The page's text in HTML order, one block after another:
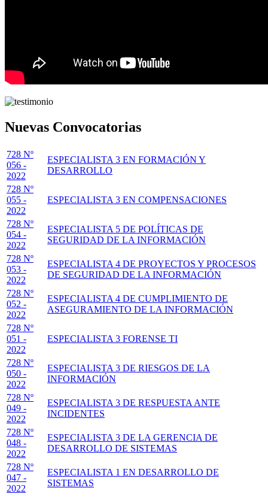
Nuevas Convocatorias
728 Nº
056 -
2022
ESPECIALISTA 3 EN FORMACIÓN Y
DESARROLLO
728 Nº
055 -
2022
ESPECIALISTA 3 EN COMPENSACIONES
728 Nº
054 -
2022
ESPECIALISTA 5 DE POLÍTICAS DE
SEGURIDAD DE LA INFORMACIÓN
728 Nº
053 -
2022
ESPECIALISTA 4 DE PROYECTOS Y PROCESOS
DE SEGURIDAD DE LA INFORMACIÓN
728 Nº
052 -
2022
ESPECIALISTA 4 DE CUMPLIMIENTO DE
ASEGURAMIENTO DE LA INFORMACIÓN
728 Nº
051 -
2022
ESPECIALISTA 3 FORENSE TI
728 Nº
050 -
2022
ESPECIALISTA 3 DE RIESGOS DE LA
INFORMACIÓN
728 Nº
049 -
2022
ESPECIALISTA 3 DE RESPUESTA ANTE
INCIDENTES
728 Nº
048 -
2022
ESPECIALISTA 3 DE LA GERENCIA DE
DESARROLLO DE SISTEMAS
728 Nº
047 -
2022
ESPECIALISTA 1 EN DESARROLLO DE
SISTEMAS